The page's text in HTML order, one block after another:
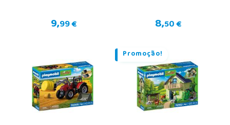
9,99 € 8,50 €
Promoção!